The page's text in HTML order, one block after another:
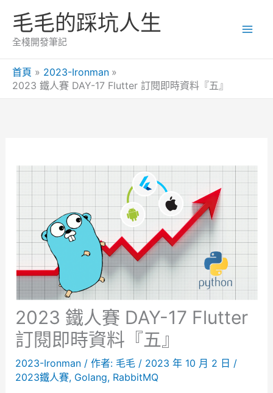
毛毛的踩坑人生
全棧開發筆記
首頁
2023-Ironman
2023 鐵人賽 DAY-17 Flutter 訂閱即時資料『五』
2023 鐵人賽 DAY-17 Flutter
訂閱即時資料『五』
2023-Ironman/ 作者: 毛毛 / 2023 年 10 月 2 日 /
2023鐵人賽, Golang, RabbitMQ